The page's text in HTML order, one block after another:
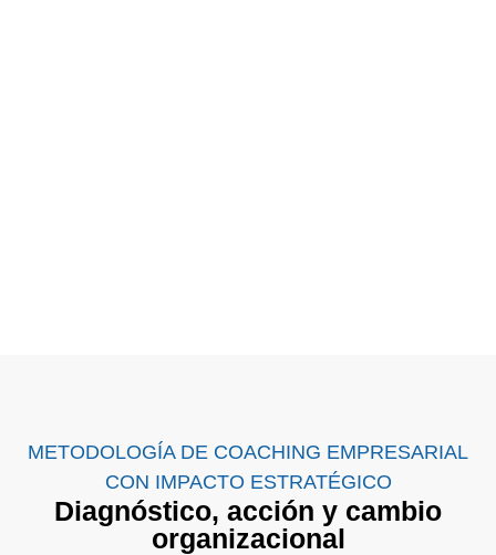
METODOLOGÍA DE COACHING EMPRESARIAL
CON IMPACTO ESTRATÉGICO
Diagnóstico, acción y cambio
organizacional